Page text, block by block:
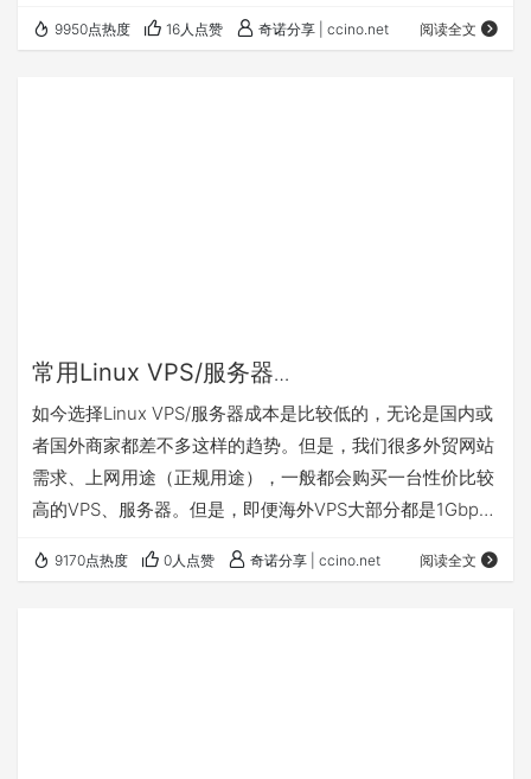
android/releases 和 Kcptun Plugin：
9950点热度 16人点赞 奇诺分享 | ccino.net 阅读全文
常用Linux VPS/服务器
（OpenVZ/KVM/XEN）加速、优化网络速
度工具总结
如今选择Linux VPS/服务器成本是比较低的，无论是国内或
者国外商家都差不多这样的趋势。但是，我们很多外贸网站
需求、上网用途（正规用途），一般都会购买一台性价比较
高的VPS、服务器。但是，即便海外VPS大部分都是1Gbps
络线路的差异，我们用户在访问的时候会有各种的差异和不
9170点热度 0人点赞 奇诺分享 | ccino.net 阅读全文